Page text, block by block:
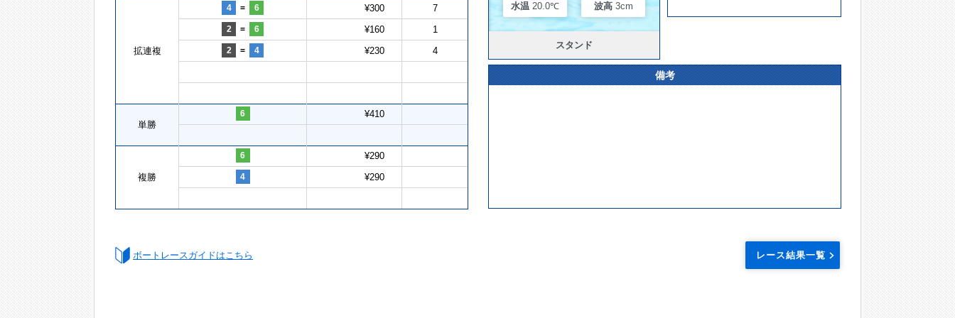
拡連複
4 = 6 ¥300 7
2 = 6 ¥160 1
2 = 4 ¥230 4
単勝
6 ¥410
複勝
6 ¥290
4 ¥290
水温 20.0℃ 波高 3cm
スタンド
備考
ボートレースガイドはこちら レース結果一覧